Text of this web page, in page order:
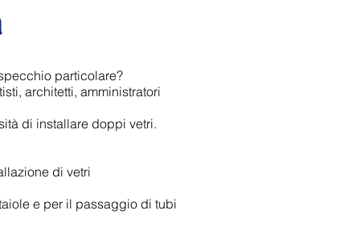
particolare?
architetti, amministratori
di installare doppi vetri.
di vetri
e per il passaggio di tubi